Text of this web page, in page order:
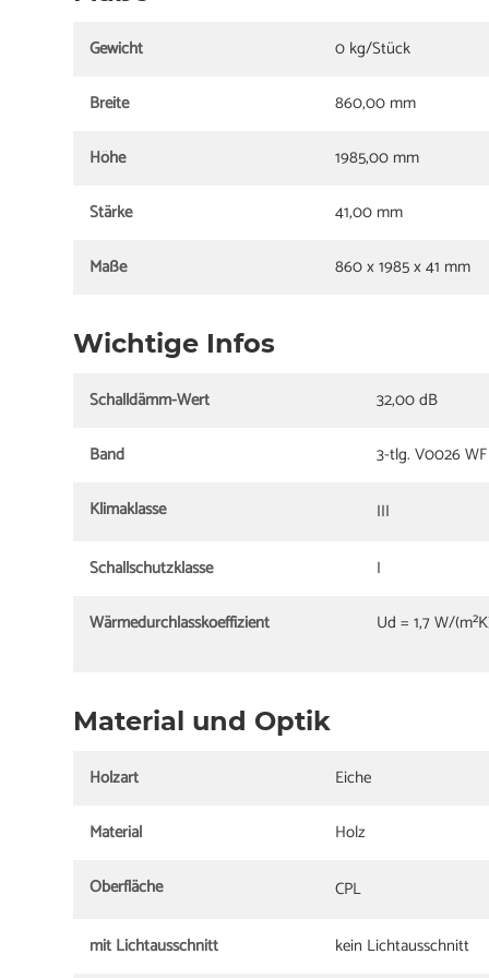
Gewicht
0 kg/Stück
Breite
860,00 mm
Höhe
1985,00 mm
Stärke
41,00 mm
Maße
860 x 1985 x 41 mm
Wichtige Infos
Schalldämm-Wert
32,00 dB
Band
3-tlg. V0026
Klimaklasse
III
Schallschutzklasse
I
Wärmedurchlasskoeffizient
Ud = 1,7 W/
Material und Optik
Holzart
Eiche
Material
Holz
Oberfläche
CPL
mit Lichtausschnitt
kein Lichtausschnitt